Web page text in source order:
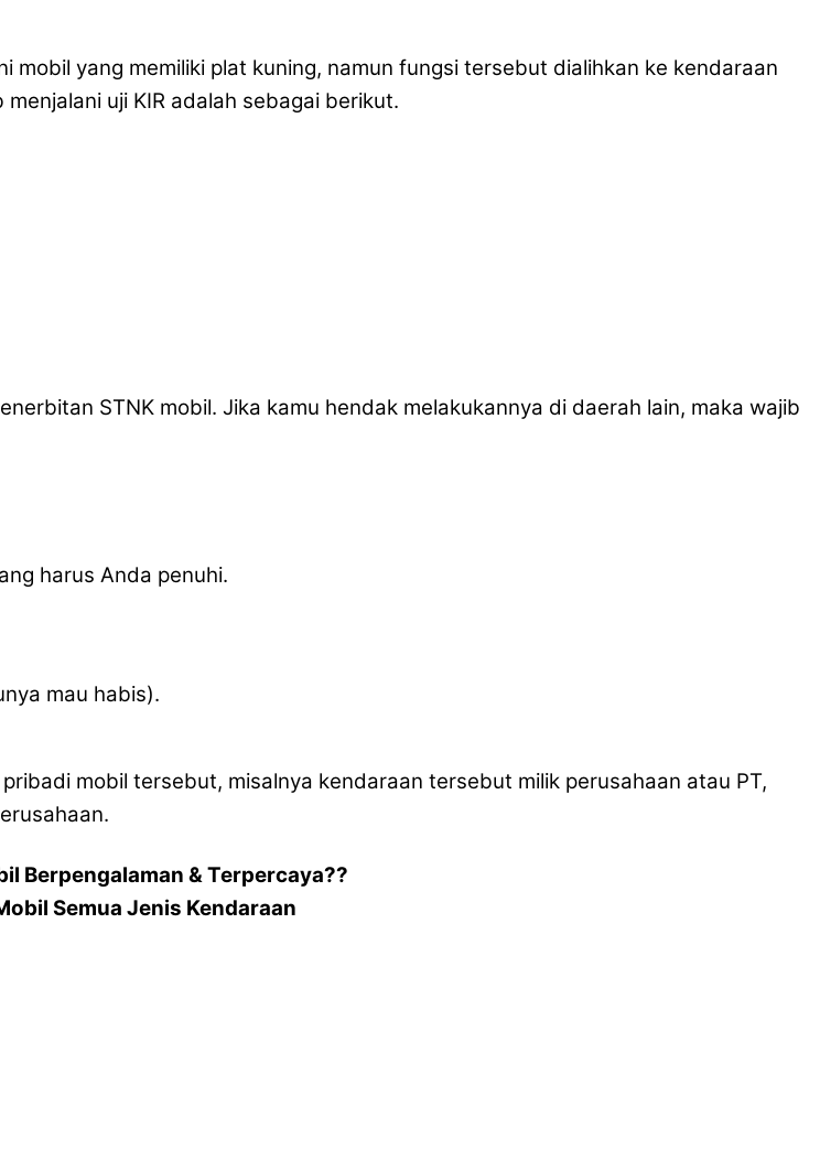
yang memiliki plat kuning, namun fungsi tersebut dialihkan ke kendaraan
uji KIR adalah sebagai berikut.
STNK mobil. Jika kamu hendak melakukannya di daerah lain, maka wajib
harus Anda penuhi.
mau habis).
mobil tersebut, misalnya kendaraan tersebut milik perusahaan atau PT,
Berpengalaman & Terpercaya??
Semua Jenis Kendaraan